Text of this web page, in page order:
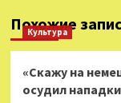
Похожие
Культура
«Скажу на
осудил